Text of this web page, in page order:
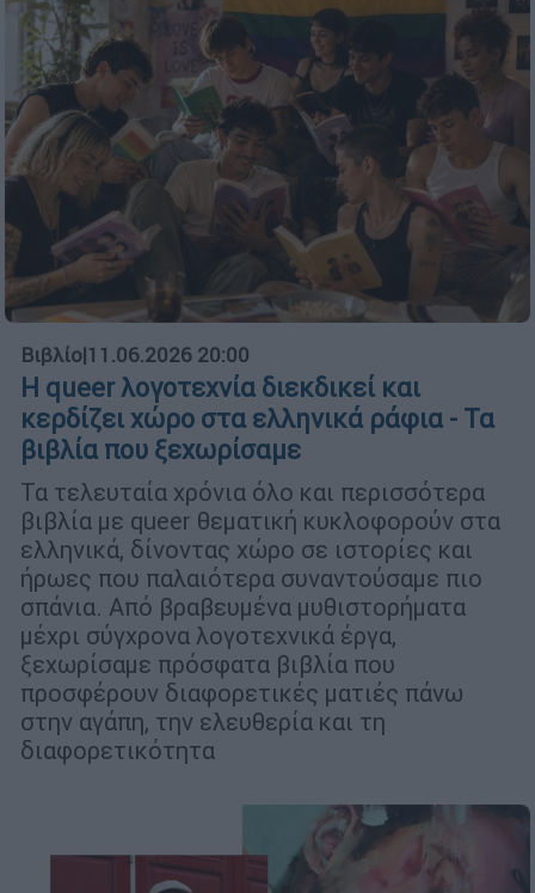
Βιβλίο|11.06.2026 20:00
Η queer λογοτεχνία διεκδικεί και
κερδίζει χώρο στα ελληνικά ράφια - Τα
βιβλία που ξεχωρίσαμε
Τα τελευταία χρόνια όλο και περισσότερα
βιβλία με queer θεματική κυκλοφορούν στα
ελληνικά, δίνοντας χώρο σε ιστορίες και
ήρωες που παλαιότερα συναντούσαμε πιο
σπάνια. Από βραβευμένα μυθιστορήματα
μέχρι σύγχρονα λογοτεχνικά έργα,
ξεχωρίσαμε πρόσφατα βιβλία που
προσφέρουν διαφορετικές ματιές πάνω
στην αγάπη, την ελευθερία και τη
διαφορετικότητα